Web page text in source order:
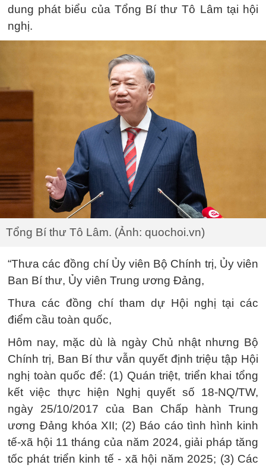
dung phát biểu của Tổng Bí thư Tô Lâm tại hội
nghị.
Tổng Bí thư Tô Lâm. (Ảnh: quochoi.vn)
“Thưa các đồng chí Ủy viên Bộ Chính trị, Ủy viên
Ban Bí thư, Ủy viên Trung ương Đảng,
Thưa các đồng chí tham dự Hội nghị tại các
điểm cầu toàn quốc,
Hôm nay, mặc dù là ngày Chủ nhật nhưng Bộ
Chính trị, Ban Bí thư vẫn quyết định triệu tập Hội
nghị toàn quốc để: (1) Quán triệt, triển khai tổng
kết việc thực hiện Nghị quyết số 18-NQ/TW,
ngày 25/10/2017 của Ban Chấp hành Trung
ương Đảng khóa XII; (2) Báo cáo tình hình kinh
tế-xã hội 11 tháng của năm 2024, giải pháp tăng
tốc phát triển kinh tế - xã hội năm 2025; (3) Các